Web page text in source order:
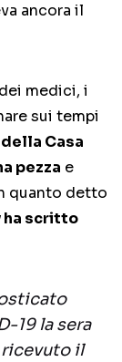
ancora il
medici, i
sui tempi
Casa
pezza e
quanto detto
ha scritto
19 la sera
ricevuto il